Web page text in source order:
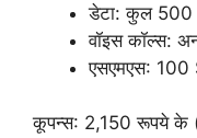
डेटा: कुल 500
वॉइस कॉल्स:
एसएमएस: 100
कूपन्स: 2,150 रूपये के